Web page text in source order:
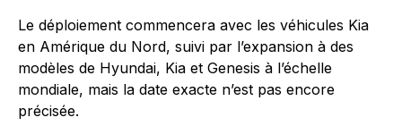
Le déploiement commencera avec les véhicules Kia
en Amérique du Nord, suivi par l’expansion à des
modèles de Hyundai, Kia et Genesis à l’échelle
mondiale, mais la date exacte n’est pas encore
précisée.